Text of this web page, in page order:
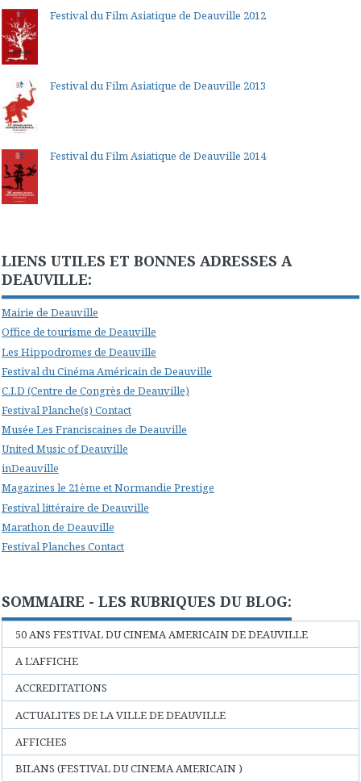
Festival du Film Asiatique de Deauville 2012
Festival du Film Asiatique de Deauville 2013
Festival du Film Asiatique de Deauville 2014
LIENS UTILES ET BONNES ADRESSES A
DEAUVILLE:
Mairie de Deauville
Office de tourisme de Deauville
Les Hippodromes de Deauville
Festival du Cinéma Américain de Deauville
C.I.D (Centre de Congrès de Deauville)
Festival Planche(s) Contact
Musée Les Franciscaines de Deauville
United Music of Deauville
inDeauville
Magazines le 21ème et Normandie Prestige
Festival littéraire de Deauville
Marathon de Deauville
Festival Planches Contact
SOMMAIRE - LES RUBRIQUES DU BLOG:
50 ANS FESTIVAL DU CINEMA AMERICAIN DE DEAUVILLE
A L'AFFICHE
ACCREDITATIONS
ACTUALITES DE LA VILLE DE DEAUVILLE
AFFICHES
BILANS (FESTIVAL DU CINEMA AMERICAIN )